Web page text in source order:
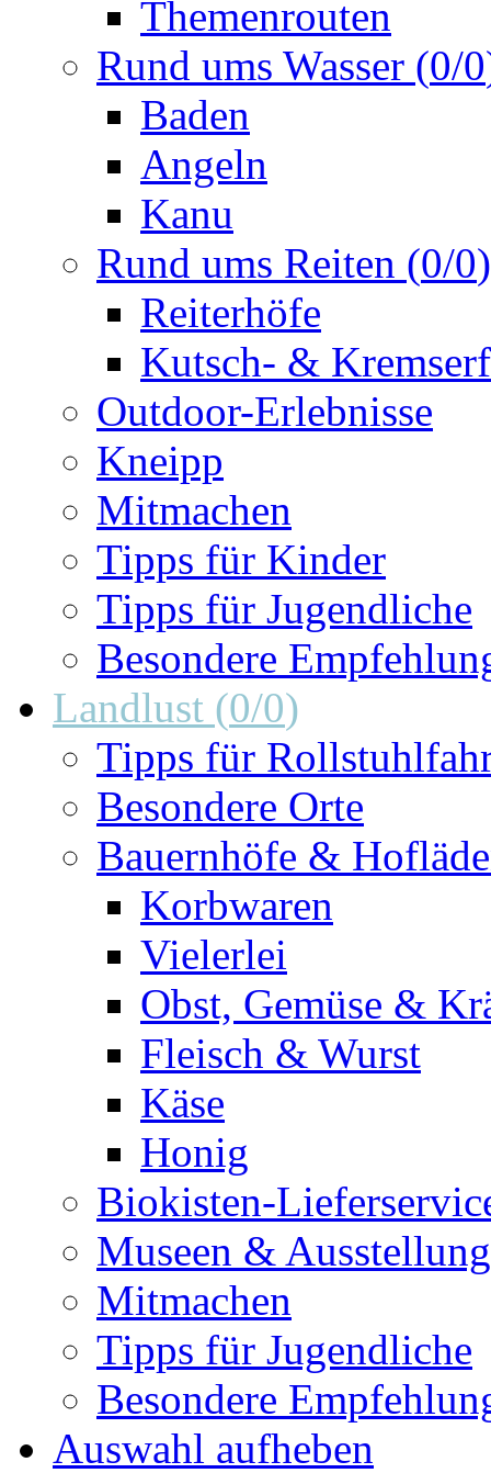
Themenrouten
Rund ums Wasser (0/0
Baden
Angeln
Kanu
Rund ums Reiten (0/0)
Reiterhöfe
Kutsch- &
Outdoor-Erlebnisse
Kneipp
Mitmachen
Tipps für Kinder
Tipps für Jugendliche
Besondere
Landlust (0/0)
Tipps für
Besondere Orte
Bauernhöfe &
Korbwaren
Vielerlei
Obst, Gemüse &
Fleisch & Wurst
Käse
Honig
Biokisten-
Museen &
Mitmachen
Tipps für Jugendliche
Besondere
Auswahl aufheben